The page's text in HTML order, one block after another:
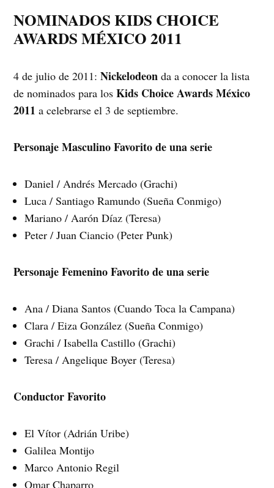
NOMINADOS KIDS CHOICE
AWARDS MÉXICO 2011
4 de julio de 2011:Nickelodeon da a conocer la lista
de nominados para losKids Choice Awards México
2011 a celebrarse el 3 de septiembre.
Personaje Masculino Favorito de una serie
Daniel / Andrés Mercado (Grachi)
Luca / Santiago Ramundo (Sueña Conmigo)
Mariano / Aarón Díaz (Teresa)
Peter / Juan Ciancio (Peter Punk)
Personaje Femenino Favorito de una serie
Ana / Diana Santos (Cuando Toca la Campana)
Clara / Eiza González (Sueña Conmigo)
Grachi / Isabella Castillo (Grachi)
Teresa / Angelique Boyer (Teresa)
Conductor Favorito
El Vítor (Adrián Uribe)
Galilea Montijo
Marco Antonio Regil
Omar Chaparro